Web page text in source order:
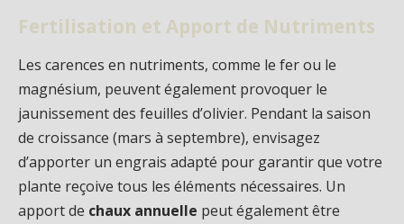
Fertilisation et Apport de Nutriments
Les carences en nutriments, comme le fer ou le
magnésium, peuvent également provoquer le
jaunissement des feuilles d’olivier. Pendant la saison
de croissance (mars à septembre), envisagez
d’apporter un engrais adapté pour garantir que votre
plante reçoive tous les éléments nécessaires. Un
apport de chaux annuelle peut également être